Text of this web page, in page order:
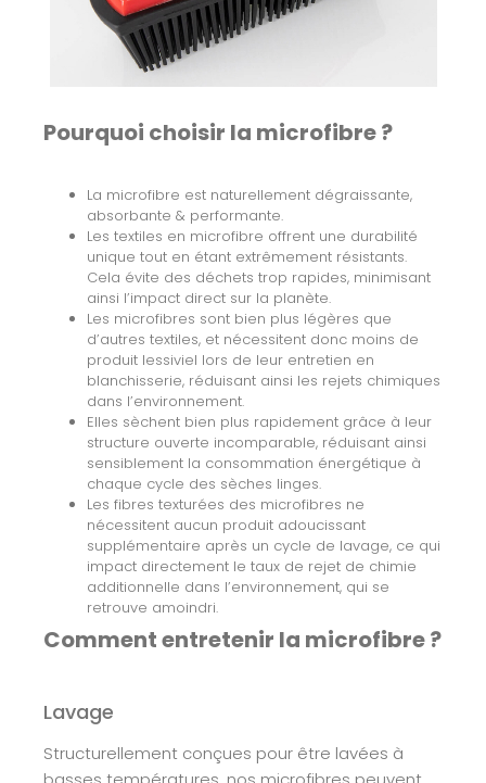
Pourquoi choisir la microfibre ?
La microfibre est naturellement dégraissante,
absorbante & performante.
Les textiles en microfibre offrent une durabilité
unique tout en étant extrêmement résistants.
Cela évite des déchets trop rapides, minimisant
ainsi l’impact direct sur la planète.
Les microfibres sont bien plus légères que
d’autres textiles, et nécessitent donc moins de
produit lessiviel lors de leur entretien en
blanchisserie, réduisant ainsi les rejets chimiques
dans l’environnement.
Elles sèchent bien plus rapidement grâce à leur
structure ouverte incomparable, réduisant ainsi
sensiblement la consommation énergétique à
chaque cycle des sèches linges.
Les fibres texturées des microfibres ne
nécessitent aucun produit adoucissant
supplémentaire après un cycle de lavage, ce qui
impact directement le taux de rejet de chimie
additionnelle dans l’environnement, qui se
retrouve amoindri.
Comment entretenir la microfibre ?
Lavage
Structurellement conçues pour être lavées à